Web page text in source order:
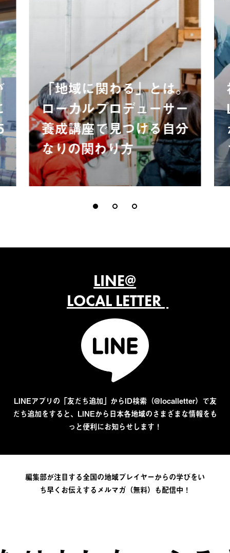
「地域に関わる」とは。
ローカルプロデューサー
養成講座で見つける自分
なりの関わり方
LINE@
LOCAL LETTER
LINEアプリの「友だち追加」からID検索（@localletter）で友
だち追加をすると、LINEから日本各地域のさまざまな情報をも
っと便利にお知らせします！
編集部が注目する全国の地域プレイヤーからの学びをい
ち早くお伝えするメルマガ（無料）も配信中！